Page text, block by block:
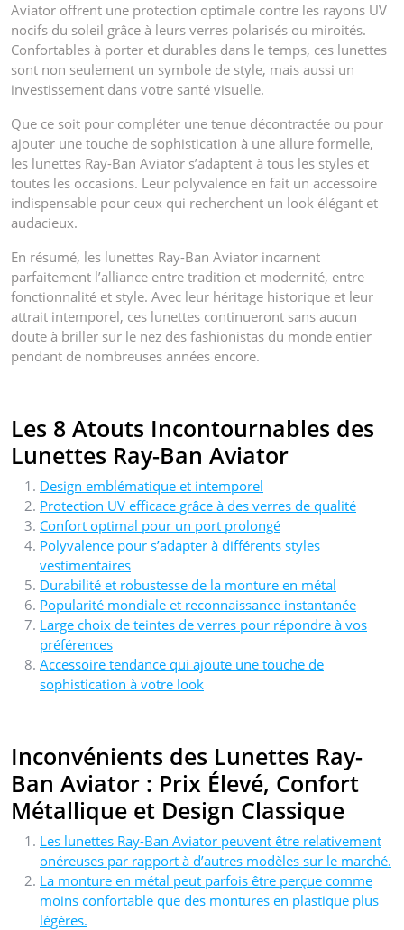
Aviator offrent une protection optimale contre les rayons UV
nocifs du soleil grâce à leurs verres polarisés ou miroités.
Confortables à porter et durables dans le temps, ces lunettes
sont non seulement un symbole de style, mais aussi un
investissement dans votre santé visuelle.
Que ce soit pour compléter une tenue décontractée ou pour
ajouter une touche de sophistication à une allure formelle,
les lunettes Ray-Ban Aviator s’adaptent à tous les styles et
toutes les occasions. Leur polyvalence en fait un accessoire
indispensable pour ceux qui recherchent un look élégant et
audacieux.
En résumé, les lunettes Ray-Ban Aviator incarnent
parfaitement l’alliance entre tradition et modernité, entre
fonctionnalité et style. Avec leur héritage historique et leur
attrait intemporel, ces lunettes continueront sans aucun
doute à briller sur le nez des fashionistas du monde entier
pendant de nombreuses années encore.
Les 8 Atouts Incontournables des
Lunettes Ray-Ban Aviator
Design emblématique et intemporel
Protection UV efficace grâce à des verres de qualité
Confort optimal pour un port prolongé
Polyvalence pour s’adapter à différents styles
vestimentaires
Durabilité et robustesse de la monture en métal
Popularité mondiale et reconnaissance instantanée
Large choix de teintes de verres pour répondre à vos
préférences
Accessoire tendance qui ajoute une touche de
sophistication à votre look
Inconvénients des Lunettes Ray-
Ban Aviator : Prix Élevé, Confort
Métallique et Design Classique
Les lunettes Ray-Ban Aviator peuvent être relativement
onéreuses par rapport à d’autres modèles sur le marché.
La monture en métal peut parfois être perçue comme
moins confortable que des montures en plastique plus
légères.